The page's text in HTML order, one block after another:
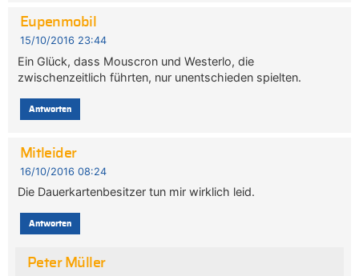
Eupenmobil
15/10/2016 23:44
Ein Glück, dass Mouscron und Westerlo, die
zwischenzeitlich führten, nur unentschieden spielten.
Antworten
Mitleider
16/10/2016 08:24
Die Dauerkartenbesitzer tun mir wirklich leid.
Antworten
Peter Müller